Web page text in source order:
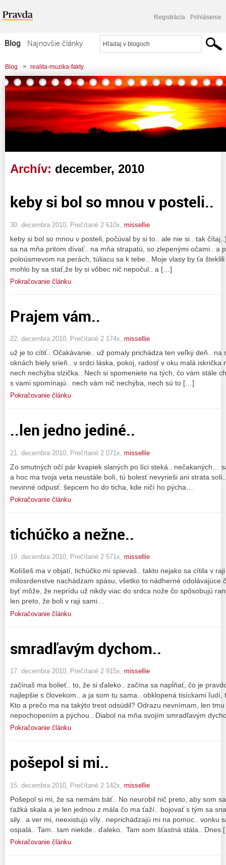
Registrácia Prihlásenie
Blog
Najnovšie články
Najčítanejšie články
Najkomentovanejšie články
Zoznam blogov
Komerčné blogy
Blog > realita-muzika-fakty
Archív: december, 2010
keby si bol so mnou v posteli..
30. decembra 2010, Prečítané 2 610x, missellie
keby si bol so mnou v posteli, počúval by si to.. ale nie si.. tak
sa na mňa pritom dívať.. na mňa strapatú, so zlepenými očami.. a
poloúsmevom na perách, túliacu sa k tebe.. Moje vlasy by ťa
mohlo by sa stať,že by si vôbec nič nepočul.. a […]
Pokračovanie článku
Prajem vám..
22. decembra 2010, Prečítané 2 174x, missellie
už je to cítiť.. Očakávanie.. už pomaly prichádza ten veľký deň.. na
oknách biely srieň.. v srdci láska, pokoj, radosť v oku malá iskrička
nech nechýba slzička.. Nech si spomeniete na tých, čo vám stále
s vami spomínajú.. nech vám nič nechýba, nech sú to […]
Pokračovanie článku
..len jedno jediné..
21. decembra 2010, Prečítané 2 071x, missellie
Zo smutných očí pár kvapiek slaných po líci steká.. nečakaných…
a hoc ma tvoja veta neustále bolí, tú bolesť nevyrieši ani strata
nevinné odpusť. šepcem ho do ticha, kde ničí ho pýcha…
Pokračovanie článku
tichúčko a nežne..
19. decembra 2010, Prečítané 2 571x, missellie
Kolíšeš ma v objatí, tichúčko mi spievaš.. takto nejako sa cítila v
milosrdenstve nachádzam spásu, všetko to nádherné odolávajúce
byť môže, že neprídu už nikdy viac do srdca nože čo spôsobujú
len preto, že boli v raji sami…
Pokračovanie článku
smradľavým dychom..
17. decembra 2010, Prečítané 2 915x, missellie
začínaš ma bolieť.. to, že si ďaleko.. začína sa napĺňať, čo je
najlepšie s človekom.. a ja som tu sama.. obklopená tisíckami
Kto a prečo ma na takýto trest odsúdil? Odrazu nevnímam, len
nepochopením a pýchou.. Diabol na mňa svojím smradľavým
Pokračovanie článku
pošepol si mi..
15. decembra 2010, Prečítané 2 142x, missellie
Pošepol si mi, že sa nemám báť.. No neurobil nič preto, aby som
ťažká skala a je len jednou z mála čo ma ťaží.. bojovať s tým sa
sily.. a ver mi, neexistujú víly.. neprichádzajú mi na pomoc.. vonku
ospalá.. Tam.. tam niekde.. ďaleko.. Tam som šťastná stála.. Dnes
Pokračovanie článku